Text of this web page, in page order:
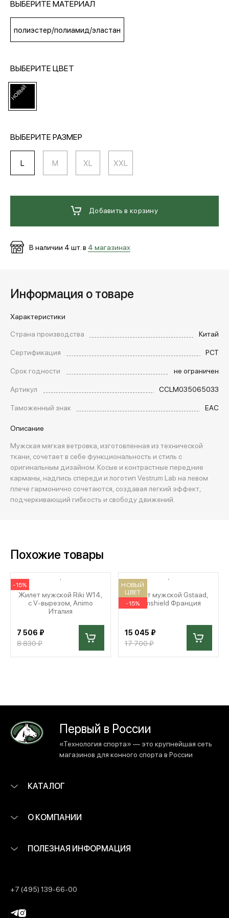
МЕДИА
ПОКУПАТЕЛЯМ
ОПЛАТА И ДОСТАВКА
Вход в личный кабинет
+7 (495) 139-66-00
ВЫБЕРИТЕ МАТЕРИАЛ
полиэстер/полиамид/эластан
ВЫБЕРИТЕ ЦВЕТ
ВЫБЕРИТЕ РАЗМЕР
L M XL XXL
Добавить в корзину
В наличии 4 шт. в 4 магазинах
Информация о товаре
Характеристики
Страна производства
Китай
Сертификация
РСТ
Срок годности
не ограничен
Артикул
CCLM035065033
Таможенный знак
EAC
Описание
Мужская мягкая ветровка, изготовленная из технической
ткани, сочетает в себе функциональность и стиль с
оригинальным дизайном. Косые и контрастные передние
карманы, надпись спереди и логотип Vestrum Lab на левом
плече гармонично сочетаются, создавая легкий эффект,
подчеркивающий гибкость и свободу движений.
Похожие товары
-15%
Жилет мужской Riki W14,
с V-вырезом, Animo
Италия
7 506 ₽
8 830 ₽
НОВЫЙ
ЦВЕТ
-15%
Жилет мужской Gstaad,
Samshield Франция
15 045 ₽
17 700 ₽
Первый в России
«Технология спорта» — это крупнейшая сеть
магазинов для конного спорта в России
КАТАЛОГ
О КОМПАНИИ
ПОЛЕЗНАЯ ИНФОРМАЦИЯ
+7 (495) 139-66-00